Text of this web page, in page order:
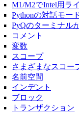
M1/M2でIntel用ラ
Pythonの対話モー
PyQのターミナル
コメント
変数
スコープ
さまざまなスコー
名前空間
インデント
ブロック
トランザクション